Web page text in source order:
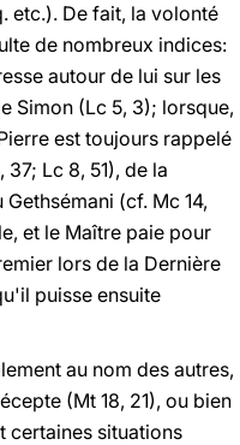
etc.). De fait, la volonté
de nombreux indices:
autour de lui sur les
Simon (Lc 5, 3); lorsque,
est toujours rappelé
Lc 8, 51), de la
(cf. Mc 14,
et le Maître paie pour
lors de la Dernière
puisse ensuite
au nom des autres,
(Mt 18, 21), ou bien
certaines situations